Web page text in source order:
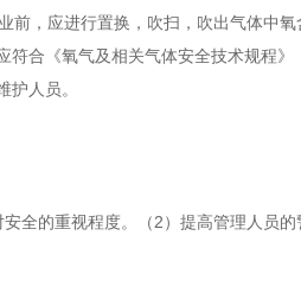
前，应进行置换，吹扫，吹出气体中
符合《氧气及相关气体安全技术规程》
护人员。
全的重视程度。（2）提高管理人员